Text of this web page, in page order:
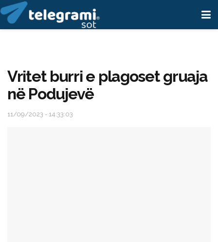
Vritet burri e plagoset gruaja
në Podujevë
11/09/2023 - 14:33:03